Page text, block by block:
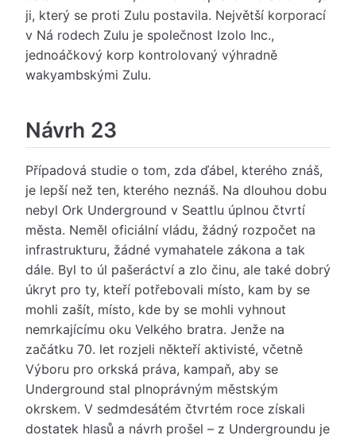
ji, který se proti Zulu postavila. Největší korporací
v Ná rodech Zulu je společnost Izolo Inc.,
jednoáčkový korp kontrolovaný výhradně
wakyambskými Zulu.
Návrh 23
Případová studie o tom, zda ďábel, kterého znáš,
je lepší než ten, kterého neznáš. Na dlouhou dobu
nebyl Ork Underground v Seattlu úplnou čtvrtí
města. Neměl oficiální vládu, žádný rozpočet na
infrastrukturu, žádné vymahatele zákona a tak
dále. Byl to úl pašeráctví a zlo činu, ale také dobrý
úkryt pro ty, kteří potřebovali místo, kam by se
mohli zašít, místo, kde by se mohli vyhnout
nemrkajícímu oku Velkého bratra. Jenže na
začátku 70. let rozjeli někteří aktivisté, včetně
Výboru pro orkská práva, kampaň, aby se
Underground stal plnoprávným městským
okrskem. V sedmdesátém čtvrtém roce získali
dostatek hlasů a návrh prošel – z Undergroundu je